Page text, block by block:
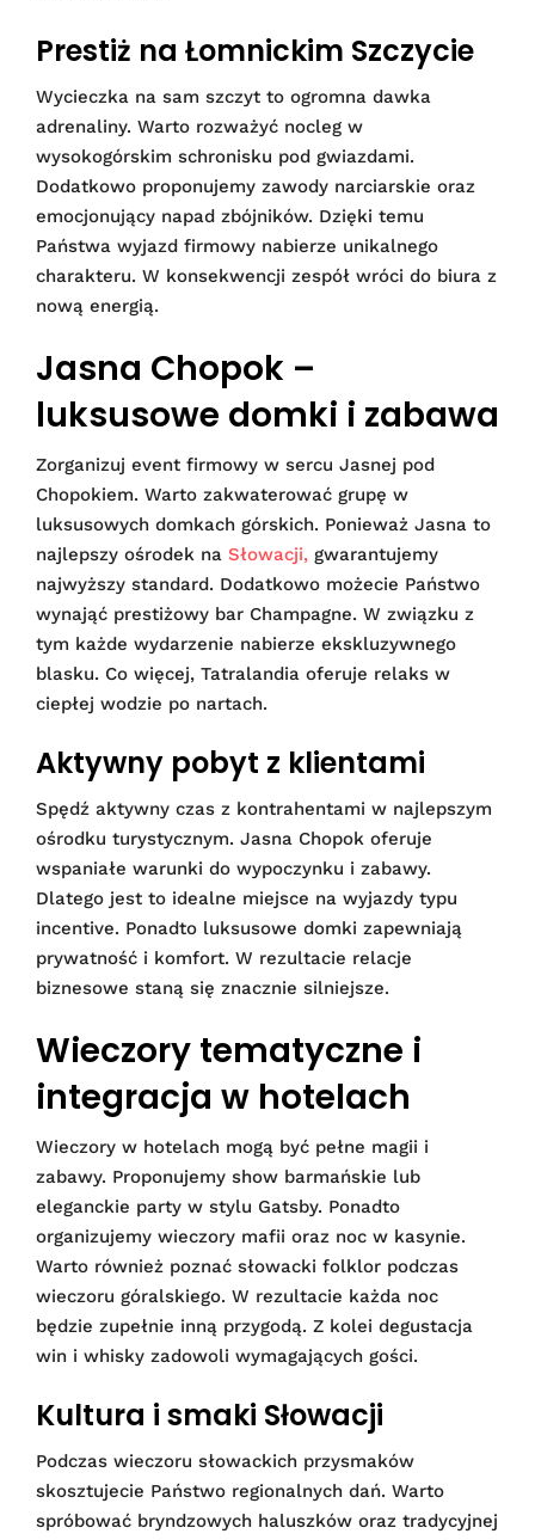
Prestiż na Łomnickim Szczycie
Wycieczka na sam szczyt to ogromna dawka
adrenaliny. Warto rozważyć nocleg w
wysokogórskim schronisku pod gwiazdami.
Dodatkowo proponujemy zawody narciarskie oraz
emocjonujący napad zbójników. Dzięki temu
Państwa wyjazd firmowy nabierze unikalnego
charakteru. W konsekwencji zespół wróci do biura z
nową energią.
Jasna Chopok –
luksusowe domki i zabawa
Zorganizuj event firmowy w sercu Jasnej pod
Chopokiem. Warto zakwaterować grupę w
luksusowych domkach górskich. Ponieważ Jasna to
najlepszy ośrodek na Słowacji, gwarantujemy
najwyższy standard. Dodatkowo możecie Państwo
wynająć prestiżowy bar Champagne. W związku z
tym każde wydarzenie nabierze ekskluzywnego
blasku. Co więcej, Tatralandia oferuje relaks w
ciepłej wodzie po nartach.
Aktywny pobyt z klientami
Spędź aktywny czas z kontrahentami w najlepszym
ośrodku turystycznym. Jasna Chopok oferuje
wspaniałe warunki do wypoczynku i zabawy.
Dlatego jest to idealne miejsce na wyjazdy typu
incentive. Ponadto luksusowe domki zapewniają
prywatność i komfort. W rezultacie relacje
biznesowe staną się znacznie silniejsze.
Wieczory tematyczne i
integracja w hotelach
Wieczory w hotelach mogą być pełne magii i
zabawy. Proponujemy show barmańskie lub
eleganckie party w stylu Gatsby. Ponadto
organizujemy wieczory mafii oraz noc w kasynie.
Warto również poznać słowacki folklor podczas
wieczoru góralskiego. W rezultacie każda noc
będzie zupełnie inną przygodą. Z kolei degustacja
win i whisky zadowoli wymagających gości.
Kultura i smaki Słowacji
Podczas wieczoru słowackich przysmaków
skosztujecie Państwo regionalnych dań. Warto
spróbować bryndzowych haluszków oraz tradycyjnej